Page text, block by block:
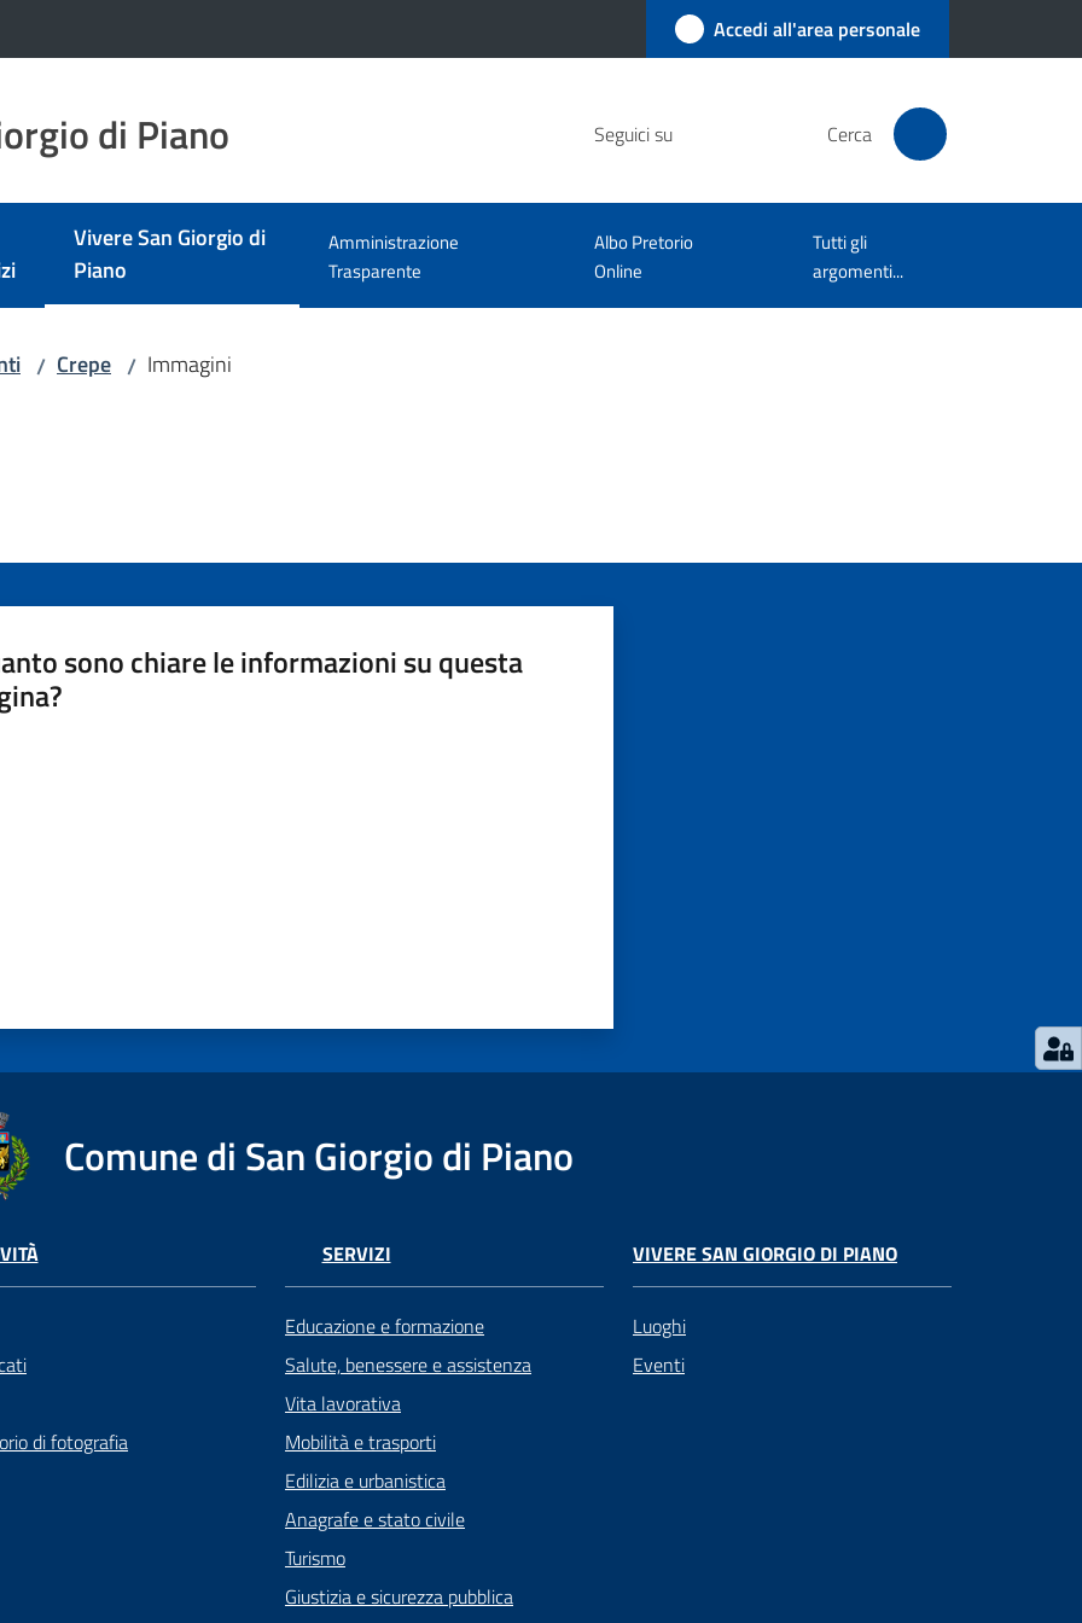
Accedi all'area personale
di Piano Seguici su Cerca
Vivere San Giorgio di
Piano
Menu selezionato
Amministrazione
Trasparente
Albo Pretorio
Online
Tutti gli
argomenti...
/ Crepe / Immagini
sono chiare le informazioni su questa
Comune di San Giorgio di Piano
di fotografia
SERVIZI
Educazione e formazione
Salute, benessere e assistenza
Vita lavorativa
Mobilità e trasporti
Edilizia e urbanistica
Anagrafe e stato civile
Turismo
Giustizia e sicurezza pubblica
VIVERE SAN GIORGIO DI PIANO
Luoghi
Eventi